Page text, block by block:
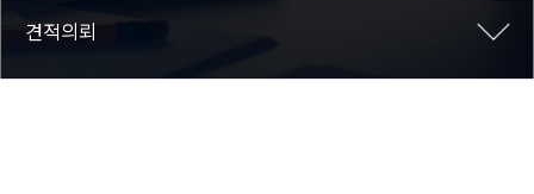
견적의뢰